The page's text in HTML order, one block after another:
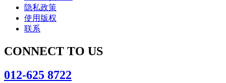
隐私政策
使用版权
联系
CONNECT TO US
012-625 8722